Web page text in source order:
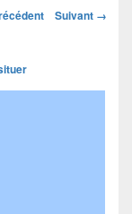
Suivant →